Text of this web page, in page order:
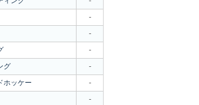
-
-
-
グ
-
ホッケー
-
-